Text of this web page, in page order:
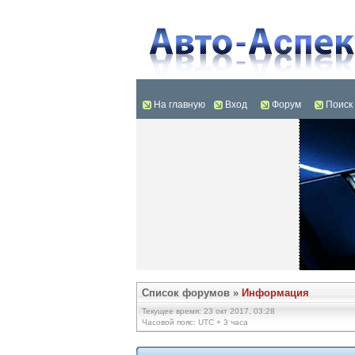
На главную Вход Форум Поиск
Список форумов » Информация
Текущее время: 23 окт 2017, 03:28
Часовой пояс: UTC + 3 часа